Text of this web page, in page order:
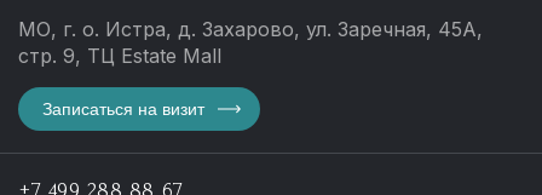
МО, г. о. Истра, д. Захарово, ул. Заречная, 45А,
стр. 9, ТЦ Estate Mall
Записаться на визит